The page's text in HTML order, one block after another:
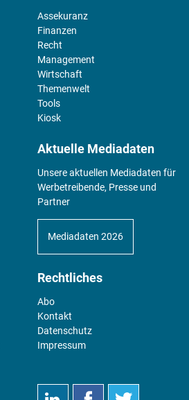
Assekuranz
Finanzen
Recht
Management
Wirtschaft
Themenwelt
Tools
Kiosk
Aktuelle Mediadaten
Unsere aktuellen Mediadaten für
Werbetreibende, Presse und
Partner
Mediadaten 2026
Rechtliches
Abo
Kontakt
Datenschutz
Impressum